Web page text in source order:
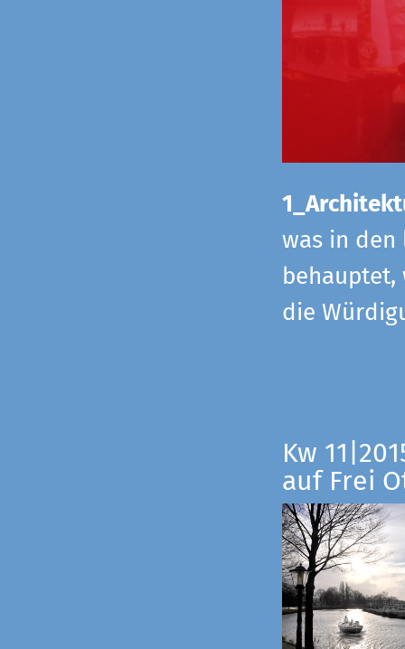
was in den
die
Kw
auf Frei